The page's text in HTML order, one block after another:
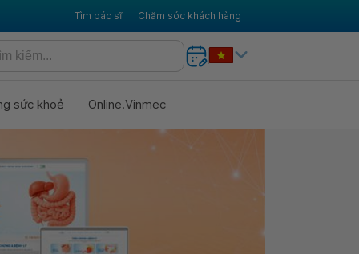
Tìm bác sĩ Chăm sóc khách hàng
sức khoẻ Online.Vinmec